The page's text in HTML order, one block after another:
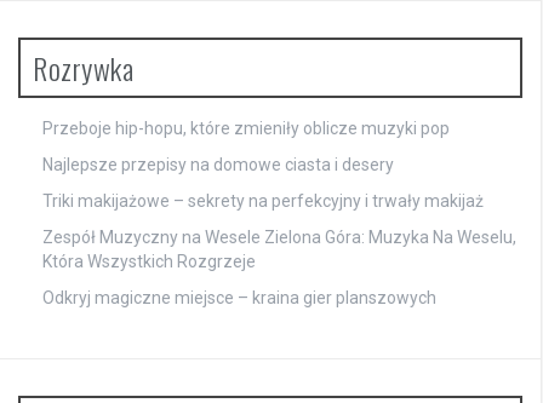
Rozrywka
Przeboje hip-hopu, które zmieniły oblicze muzyki pop
Najlepsze przepisy na domowe ciasta i desery
Triki makijażowe – sekrety na perfekcyjny i trwały makijaż
Zespół Muzyczny na Wesele Zielona Góra: Muzyka Na Weselu,
Która Wszystkich Rozgrzeje
Odkryj magiczne miejsce – kraina gier planszowych